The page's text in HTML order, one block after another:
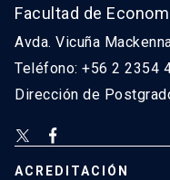
Facultad de
Avda. Vicuña
Teléfono: +56 2 2354
Dirección de
ACREDITACIÓN